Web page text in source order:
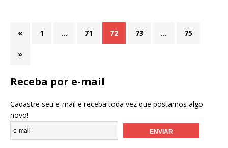
« 1 … 71 72 73 … 75
»
Receba por e-mail
Cadastre seu e-mail e receba toda vez que postamos algo
novo!